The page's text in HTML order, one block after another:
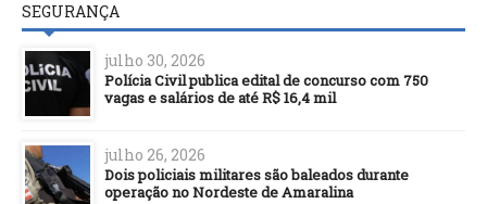
SEGURANÇA
julho 30, 2026
Polícia Civil publica edital de concurso com 750
vagas e salários de até R$ 16,4 mil
julho 26, 2026
Dois policiais militares são baleados durante
operação no Nordeste de Amaralina